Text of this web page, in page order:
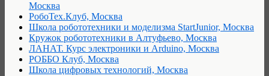
Москва
РобоТех.Клуб, Москва
Школа робототехники и моделизма StartJunior, Москва
Кружок робототехники в Алтуфьево, Москва
ЛАНАТ. Курс электроники и Arduino, Москва
РОББО Клуб, Москва
Школа цифровых технологий, Москва